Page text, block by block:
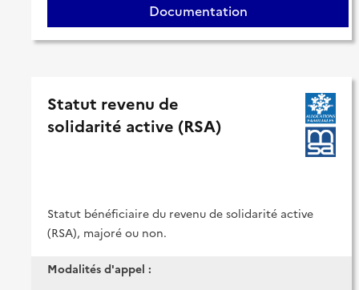
Documentation
Statut revenu de
solidarité active (RSA)
Statut bénéficiaire du revenu de solidarité active
(RSA), majoré ou non.
Modalités d'appel :